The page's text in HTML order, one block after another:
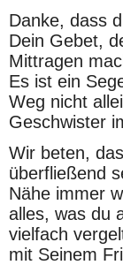
Danke, dass
Dein Gebet,
Mittragen
Es ist ein
Weg nicht
Geschwister
Wir beten,
überfließend
Nähe immer
alles, was du
vielfach
mit Seinem